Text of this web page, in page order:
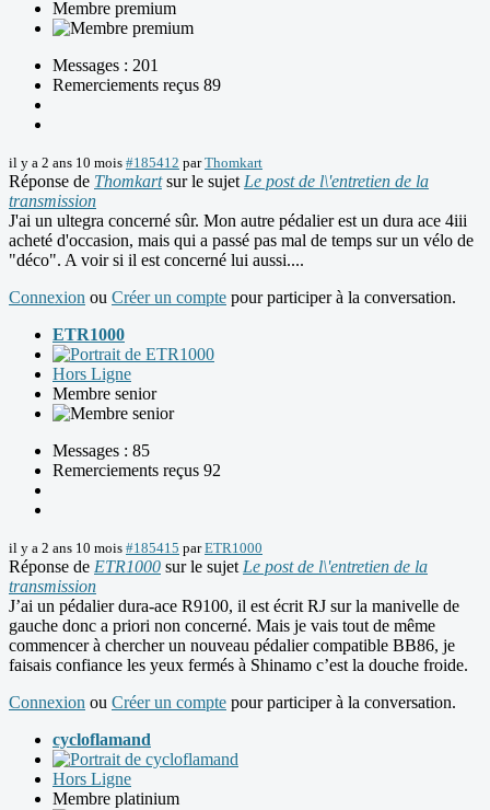
Membre premium
Messages : 201
Remerciements reçus 89
il y a 2 ans 10 mois #185412 parThomkart
Réponse de Thomkartsur le sujet Le post de l\'entretien de la
transmission
J'ai un ultegra concerné sûr. Mon autre pédalier est un dura ace 4iii
acheté d'occasion, mais qui a passé pas mal de temps sur un vélo de
"déco". A voir si il est concerné lui aussi....
Connexion ou Créer un compte pour participer à la conversation.
ETR1000
Hors Ligne
Membre senior
Messages : 85
Remerciements reçus 92
il y a 2 ans 10 mois #185415 parETR1000
Réponse de ETR1000 sur le sujet Le post de l\'entretien de la
transmission
J’ai un pédalier dura-ace R9100, il est écrit RJ sur la manivelle de
gauche donc a priori non concerné. Mais je vais tout de même
commencer à chercher un nouveau pédalier compatible BB86, je
faisais confiance les yeux fermés à Shinamo c’est la douche froide.
Connexion ou Créer un compte pour participer à la conversation.
cycloflamand
Hors Ligne
Membre platinium